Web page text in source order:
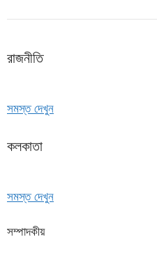
রাজনীতি
সমস্ত দেখুন
কলকাতা
সমস্ত দেখুন
সম্পাদকীয়